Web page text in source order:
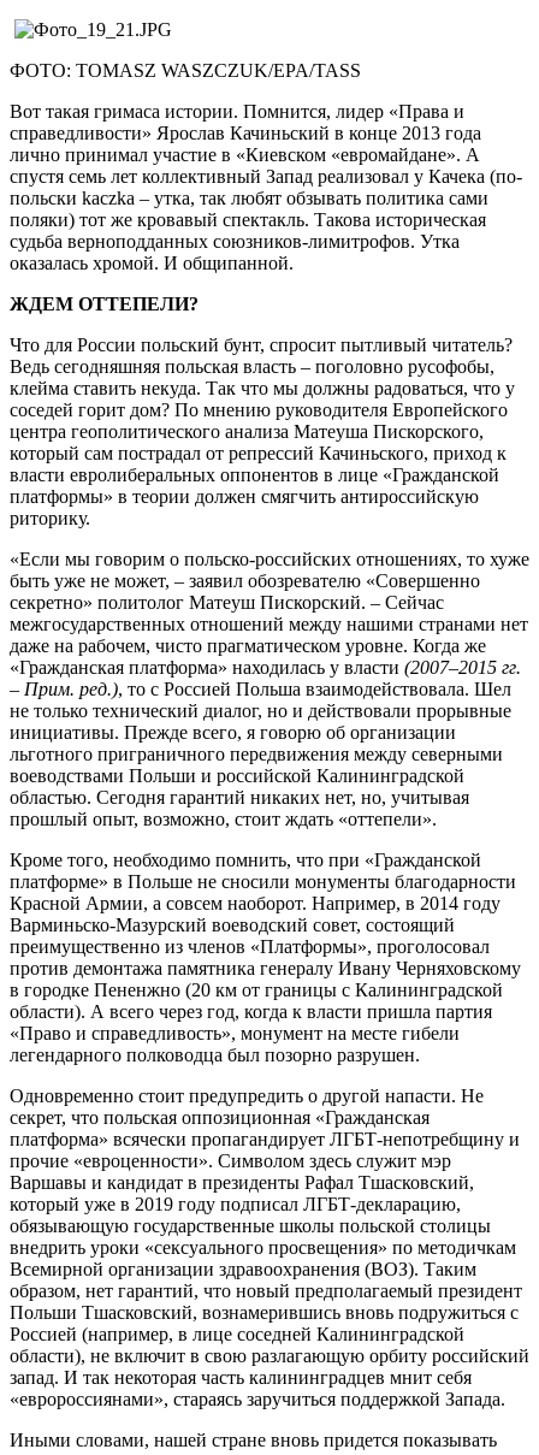
ФОТО: TOMASZ WASZCZUK/EPA/TASS
Вот такая гримаса истории. Помнится, лидер «Права и
справедливости» Ярослав Качиньский в конце 2013 года
лично принимал участие в «Киевском «евромайдане». А
спустя семь лет коллективный Запад реализовал у Качека (по-
польски kaczka – утка, так любят обзывать политика сами
поляки) тот же кровавый спектакль. Такова историческая
судьба верноподданных союзников-лимитрофов. Утка
оказалась хромой. И общипанной.
ЖДЕМ ОТТЕПЕЛИ?
Что для России польский бунт, спросит пытливый читатель?
Ведь сегодняшняя польская власть – поголовно русофобы,
клейма ставить некуда. Так что мы должны радоваться, что у
соседей горит дом? По мнению руководителя Европейского
центра геополитического анализа Матеуша Пискорского,
который сам пострадал от репрессий Качиньского, приход к
власти евролиберальных оппонентов в лице «Гражданской
платформы» в теории должен смягчить антироссийскую
риторику.
«Если мы говорим о польско-российских отношениях, то хуже
быть уже не может, – заявил обозревателю «Совершенно
секретно» политолог Матеуш Пискорский. – Сейчас
межгосударственных отношений между нашими странами нет
даже на рабочем, чисто прагматическом уровне. Когда же
«Гражданская платформа» находилась у власти (2007–2015 гг.
– Прим. ред.), то с Россией Польша взаимодействовала. Шел
не только технический диалог, но и действовали прорывные
инициативы. Прежде всего, я говорю об организации
льготного приграничного передвижения между северными
воеводствами Польши и российской Калининградской
областью. Сегодня гарантий никаких нет, но, учитывая
прошлый опыт, возможно, стоит ждать «оттепели».
Кроме того, необходимо помнить, что при «Гражданской
платформе» в Польше не сносили монументы благодарности
Красной Армии, а совсем наоборот. Например, в 2014 году
Варминьско-Мазурский воеводский совет, состоящий
преимущественно из членов «Платформы», проголосовал
против демонтажа памятника генералу Ивану Черняховскому
в городке Пененжно (20 км от границы с Калининградской
области). А всего через год, когда к власти пришла партия
«Право и справедливость», монумент на месте гибели
легендарного полководца был позорно разрушен.
Одновременно стоит предупредить о другой напасти. Не
секрет, что польская оппозиционная «Гражданская
платформа» всячески пропагандирует ЛГБТ-непотребщину и
прочие «евроценности». Символом здесь служит мэр
Варшавы и кандидат в президенты Рафал Тшасковский,
который уже в 2019 году подписал ЛГБТ-декларацию,
обязывающую государственные школы польской столицы
внедрить уроки «сексуального просвещения» по методичкам
Всемирной организации здравоохранения (ВОЗ). Таким
образом, нет гарантий, что новый предполагаемый президент
Польши Тшасковский, вознамерившись вновь подружиться с
Россией (например, в лице соседней Калининградской
области), не включит в свою разлагающую орбиту российский
запад. И так некоторая часть калининградцев мнит себя
«евророссиянами», стараясь заручиться поддержкой Запада.
Иными словами, нашей стране вновь придется показывать